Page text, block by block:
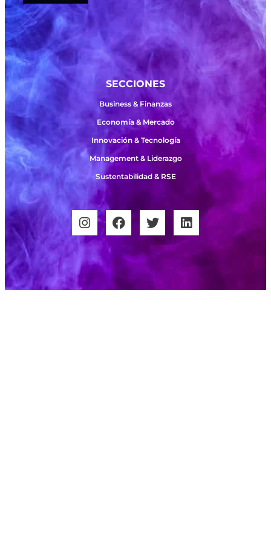
SECCIONES
Business & Finanzas
Economía & Mercado
Innovación & Tecnología
Management & Liderazgo
Sustentabilidad & RSE